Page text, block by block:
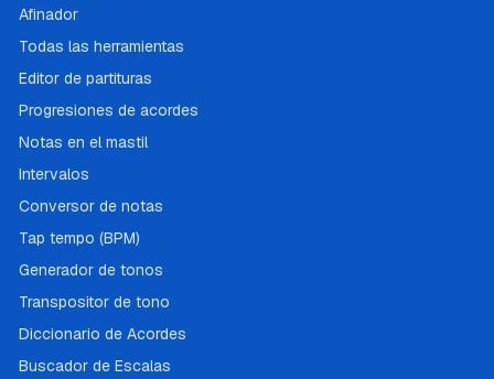
Afinador
Todas las herramientas
Editor de partituras
Progresiones de acordes
Notas en el mastil
Intervalos
Conversor de notas
Tap tempo (BPM)
Generador de tonos
Transpositor de tono
Diccionario de Acordes
Buscador de Escalas